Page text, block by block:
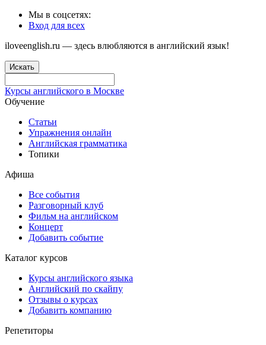
Мы в соцсетях:
Вход для всех
iloveenglish.ru — здесь влюбляются в английский язык!
Искать
Курсы английского в Москве
Обучение
Статьи
Упражнения онлайн
Английская грамматика
Топики
Афиша
Все события
Разговорный клуб
Фильм на английском
Концерт
Добавить событие
Каталог курсов
Курсы английского языка
Английский по скайпу
Отзывы о курсах
Добавить компанию
Репетиторы